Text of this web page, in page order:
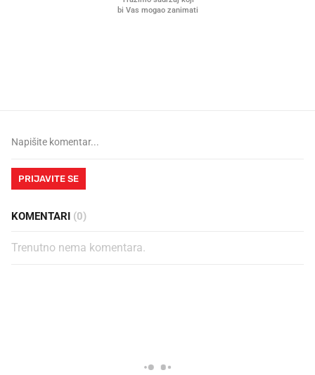
PRIJAVITE SE
KOMENTARI (0)
Trenutno nema komentara.